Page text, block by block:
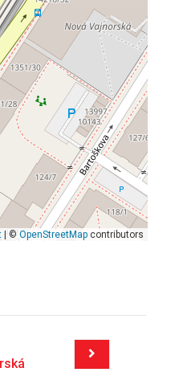
| © OpenStreetMapcontributors